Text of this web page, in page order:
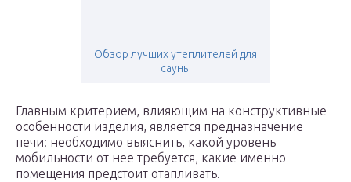
Обзор лучших утеплителей для
сауны
Главным критерием, влияющим на конструктивные
особенности изделия, является предназначение
печи: необходимо выяснить, какой уровень
мобильности от нее требуется, какие именно
помещения предстоит отапливать.